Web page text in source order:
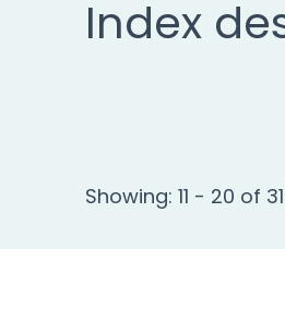
Index
Showing: 11 - 20 of